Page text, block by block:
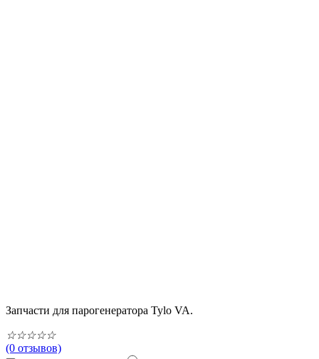
Запчасти для парогенератора Tylo VA.
☆☆☆☆☆
(0 отзывов)